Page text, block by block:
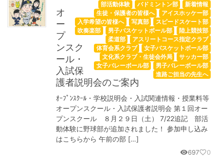
新着情報
バドミントン部
部活動体験
アイスホッケー部
生徒・保護者の皆様へ
スピードスケート部
写真部
入学希望の皆様へ
陸上競技部
男子バスケットボール部
吹奏楽部
アスリートコース指定クラブ
柔道部
女子バスケットボール部
体育会系クラブ
サッカー部
文化系クラブ・生徒会外局
男子バレーボール部
女子バレーボール部
進路ご担当の先生へ
オ
ー
プ
ンスク
ール・
入試保
護者説明会のご案内
ｵｰﾌﾟﾝｽｸｰﾙ・学校説明会・入試関連情報・授業料等
オープンスクール・入試保護者説明会 第１回オー
プンスクール ８月２９日（土） 7/22追記 部活
動体験に野球部が追加されました！ 参加申し込み
はこちらから 午前の部 […]
visibility697favorite_border0